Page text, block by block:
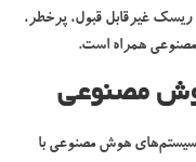
غیرقابل قبول، پرخطر،
همراه است.
مصنوعی
سیستم‌های هوش مصنوعی با